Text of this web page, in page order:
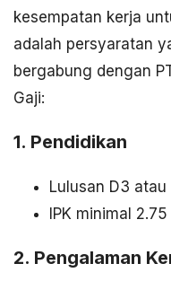
kesempatan kerja
adalah persyaratan
bergabung dengan
Gaji:
1. Pendidikan
Lulusan D3
IPK minimal 2.75
2. Pengalaman